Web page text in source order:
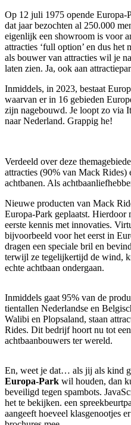
Op 12 juli 1975 opende Europa-
dat jaar bezochten al 250.000
eigenlijk een showroom is voor
attracties ‘full option’ en dus
als bouwer van attracties wil je
laten zien. Ja, ook aan
Inmiddels, in 2023, bestaat
waarvan er in 16 gebieden
zijn nagebouwd. Je loopt zo via
naar Nederland. Grappig he!
Verdeeld over deze
attracties (90% van Mack Rides)
achtbanen. Als
Nieuwe producten van Mack
Europa-Park geplaatst. Hierdoor
eerste kennis met innovaties.
bijvoorbeeld voor het eerst in
dragen een speciale bril en
terwijl ze tegelijkertijd de wind,
echte achtbaan ondergaan.
Inmiddels gaat 95% van de
tientallen Nederlandse en
Walibi en Plopsaland, staan
Rides. Dit bedrijf hoort nu tot
achtbaanbouwers ter wereld.
En, weet je dat… als jij als kind
Europa-Park wil houden, dan
beveiligd tegen spambots.
het te bekijken. een
aangeeft hoeveel klasgenootjes